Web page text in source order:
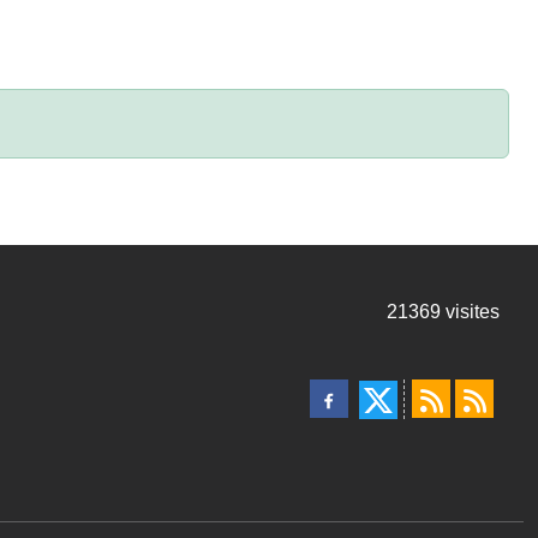
21369 visites